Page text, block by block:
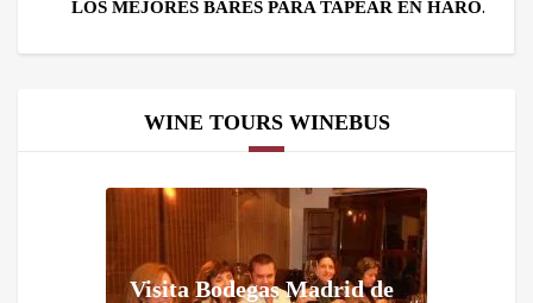
LOS MEJORES BARES PARA TAPEAR EN HARO.
WINE TOURS WINEBUS
Visita Bodegas Madrid de